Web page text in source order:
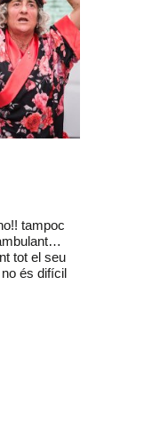
tampoc
tot el seu
és difícil